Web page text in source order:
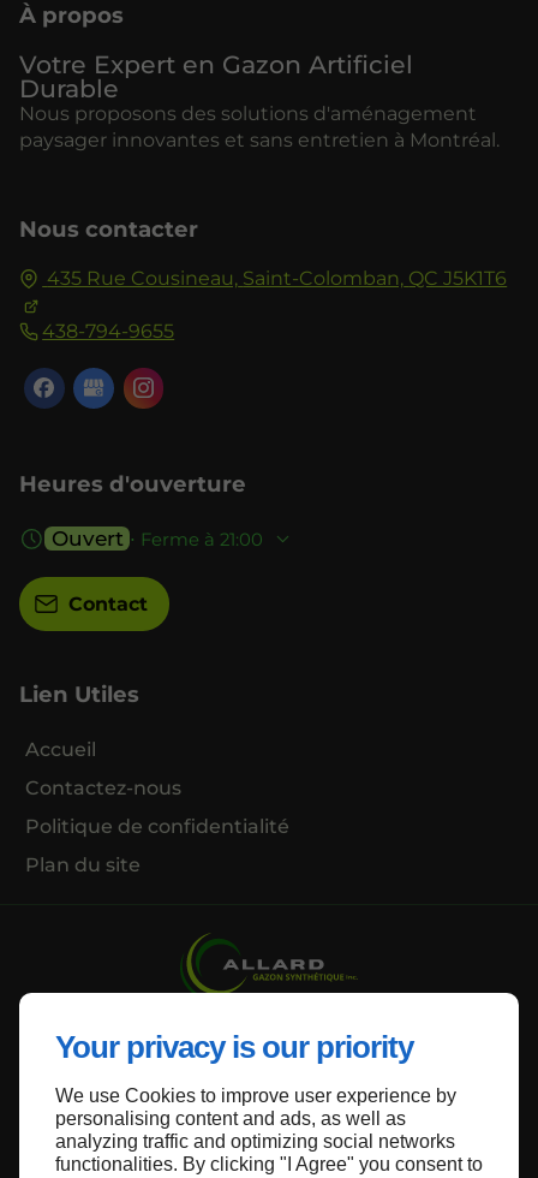
Your privacy is our priority
We use Cookies to improve user experience by
personalising content and ads, as well as
analyzing traffic and optimizing social networks
functionalities. By clicking "I Agree" you consent to
À propos
Votre Expert en Gazon Artificiel
Durable
Nous proposons des solutions d'aménagement
paysager innovantes et sans entretien à Montréal.
Nous contacter
435 Rue Cousineau, Saint-Colomban, QC J5K1T6
438-794-9655
Heures d'ouverture
Ouvert ⋅ Ferme à 21:00
Contact
Lien Utiles
Accueil
Contactez-nous
Politique de confidentialité
Plan du site
Haut de page